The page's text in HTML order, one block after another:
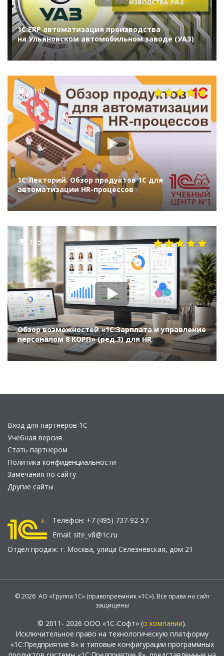
1С:ERP автоматизация производства
на Ульяновском автомобильном заводе (УАЗ)
1107
1С:Лекторий. Обзор продуктов 1С для
автоматизации HR-процессов
1657
Обзор возможностей «1С:Зарплата и управление
персоналом 8 КОРП» (ред.3) для HR
Вход для партнеров 1С
Учебная версия
Стать партнером
Политика конфиденциальности
Замечания по сайту
Другие сайты
Телефон: +7 (495) 737-92-57
Email: site_v8@1c.ru
Отдел продаж: г. Москва, улица Селезнёвская, дом 21
© 2026 АО «Группа 1С» (правопреемник «1С»). Все права на сайт
защищены
© 2011- 2026 ООО «1С-Софт» (о компании).
Исключительное право на технологическую платформу
«1С:Предприятие 8» и типовые конфигурации программных